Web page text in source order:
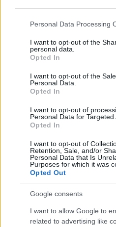
Please note that this website/
not limited to your visit or usage
grant or deny consent to
use your data for below
consent section.
Personal Data Processing
I want to opt-out of the
personal data.
Opted In
I want to opt-out of the
Personal Data.
Opted In
I want to opt-out of
Personal Data for Targeted
Opted In
I want to opt-out of
Retention, Sale, and/or
Personal Data that Is
Purposes for which it was
Opted Out
Google consents
I want to allow Google to
related to advertising like
Király Iván honvéd
november 6-án reggel
községen keresztül
patak mellett futó, a
meredek út próbára teszi
Mindenütt…